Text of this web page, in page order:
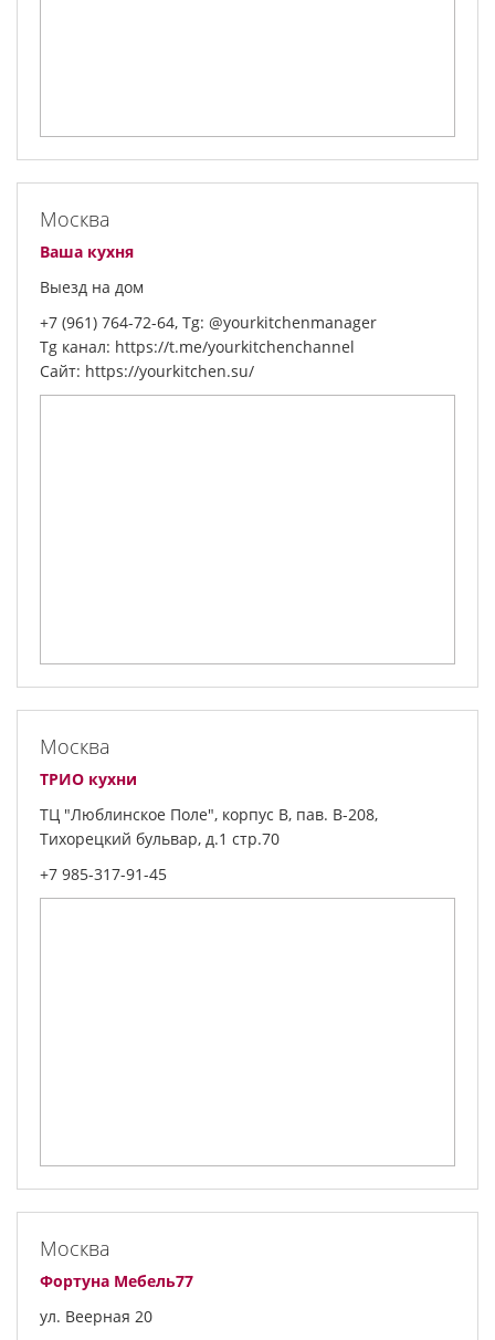
Москва
Ваша кухня
Выезд на дом
+7 (961) 764-72-64, Tg: @yourkitchenmanager
Tg канал: https://t.me/yourkitchenchannel
Сайт: https://yourkitchen.su/
Москва
ТРИО кухни
ТЦ "Люблинское Поле", корпус В, пав. В-208,
Тихорецкий бульвар, д.1 стр.70
+7 985-317-91-45
Москва
Фортуна Мебель77
ул. Веерная 20